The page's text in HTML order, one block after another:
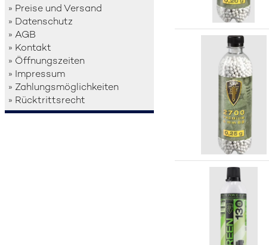
» Preise und Versand
» Datenschutz
» AGB
» Kontakt
» Öffnungszeiten
» Impressum
» Zahlungsmöglichkeiten
» Rücktrittsrecht